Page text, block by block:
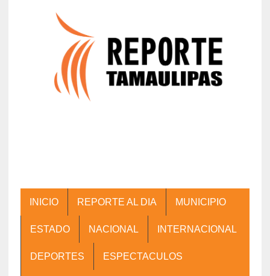
INICIO REPORTE AL DIA MUNICIPIO
ESTADO NACIONAL INTERNACIONAL
DEPORTES ESPECTACULOS